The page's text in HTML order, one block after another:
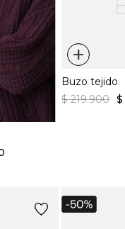
+
Buzo tejido
$ 219.900 $